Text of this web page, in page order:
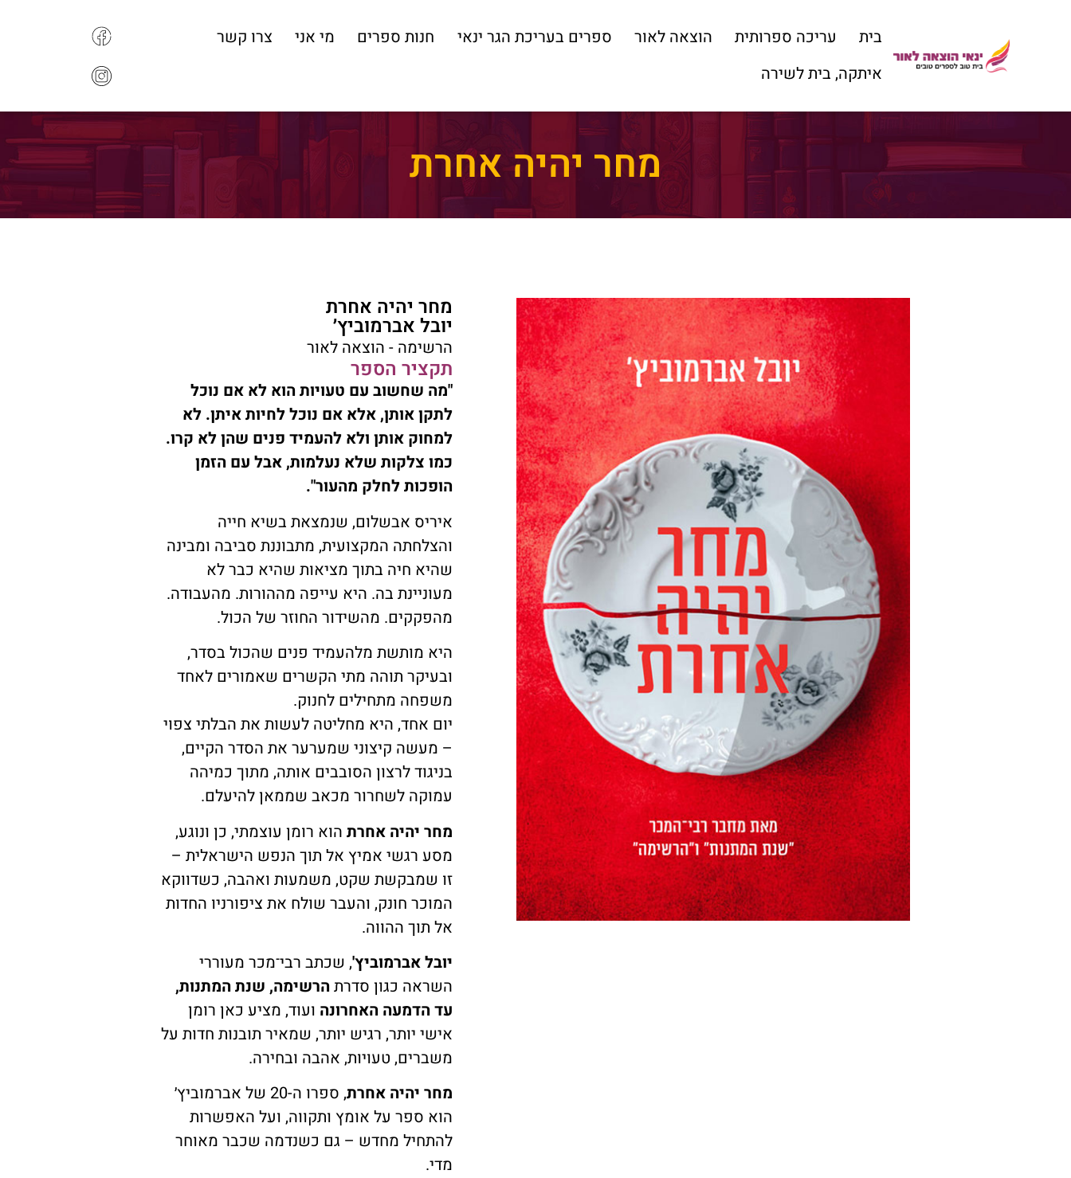
בית עריכה ספרותית הוצאה לאור ספרים בעריכת הגר ינאי חנות ספרים מי אני
צרו קשר
איתקה, בית לשירה
מחר יהיה אחרת
מחר יהיה אחרת
יובל אברמוביץ׳
הרשימה - הוצאה לאור
תקציר הספר
"מה שחשוב עם טעויות הוא לא אם נוכל
לתקן אותן, אלא אם נוכל לחיות איתן. לא
למחוק אותן ולא להעמיד פנים שהן לא קרו.
כמו צלקות שלא נעלמות, אבל עם הזמן
הופכות לחלק מהעור".
איריס אבשלום, שנמצאת בשיא חייה
והצלחתה המקצועית, מתבוננת סביבה ומבינה
שהיא חיה בתוך מציאות שהיא כבר לא
מעוניינת בה. היא עייפה מההורות. מהעבודה.
מהפקקים. מהשידור החוזר של הכול.
היא מותשת מלהעמיד פנים שהכול בסדר,
ובעיקר תוהה מתי הקשרים שאמורים לאחד
משפחה מתחילים לחנוק.
יום אחד, היא מחליטה לעשות את הבלתי צפוי
– מעשה קיצוני שמערער את הסדר הקיים,
בניגוד לרצון הסובבים אותה, מתוך כמיהה
עמוקה לשחרור מכאב שממאן להיעלם.
מחר יהיה אחרת הוא רומן עוצמתי, כן ונוגע,
מסע רגשי אמיץ אל תוך הנפש הישראלית –
זו שמבקשת שקט, משמעות ואהבה, כשדווקא
המוכר חונק, והעבר שולח את ציפורניו החדות
אל תוך ההווה.
יובל אברמוביץ', שכתב רבי־מכר מעוררי
השראה כגון סדרתהרשימה, שנת המתנות,
עד הדמעה האחרונה ועוד, מציע כאן רומן
אישי יותר, רגיש יותר, שמאיר תובנות חדות על
משברים, טעויות, אהבה ובחירה.
מחר יהיה אחרת
, ספרו ה-20 של אברמוביץ׳
הוא ספר על אומץ ותקווה, ועל האפשרות
להתחיל מחדש – גם כשנדמה שכבר מאוחר
מדי.